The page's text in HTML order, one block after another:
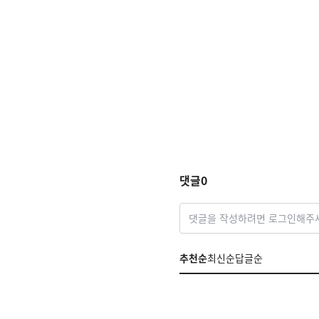
댓글0
댓글을 작성하려면 로그인해주
추천순최신순답글순